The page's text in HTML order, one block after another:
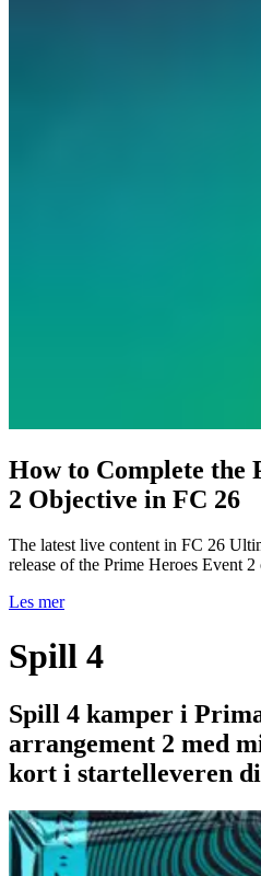
How to Complete the
2 Objective in FC 26
The latest live content in FC 26
release of the Prime Heroes Event 2
Les mer
Spill 4
Spill 4 kamper i
arrangement 2 med
kort i startelleveren